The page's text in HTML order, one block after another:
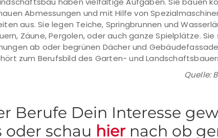
Abmessungen und mit Hilfe von
aus. Sie legen Teiche, Springbrunnen und
Zäune, Pergolen, oder auch ganze Spielplätze. Sie
ab oder begrünen Dächer und
zum Berufsbild des Garten- und
Quelle:
Berufe Dein Interesse
oder schau hiernach ob